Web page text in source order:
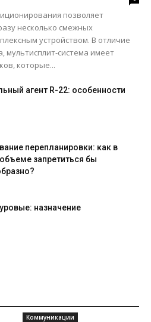
позволяет
несколько смежных
устройством. В отличие
мультисплит-система имеет
которые...
агент R-22: особенности
перепланировки: как в
запретиться бы
назначение
Коммуникации